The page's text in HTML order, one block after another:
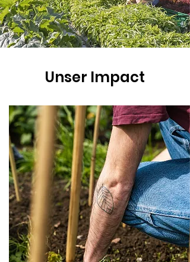
Unser Impact